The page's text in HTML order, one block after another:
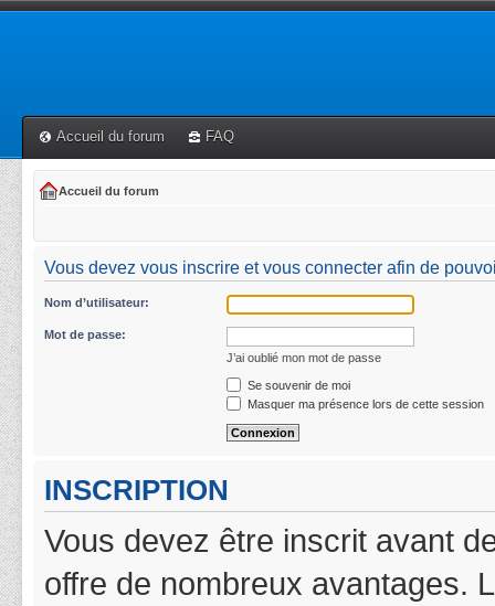
Accueil du forum FAQ
Accueil du forum
Vous devez vous inscrire et vous connecter afin de
Nom d’utilisateur:
Mot de passe:
J’ai oublié mon mot de passe
Se souvenir de moi
Masquer ma présence lors de cette session
INSCRIPTION
Vous devez être inscrit avant
offre de nombreux avantages.